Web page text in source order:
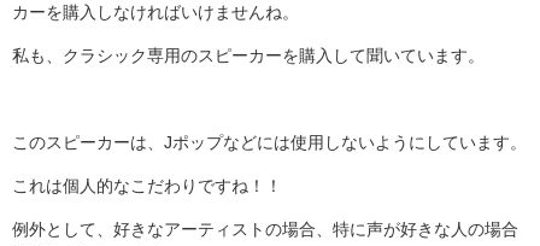
カーを購入しなければいけませんね。
私も、クラシック専用のスピーカーを購入して聞いています。
このスピーカーは、 Jポップなどには使用しないようにしています。
これは個人的なこだわりですね！！
例外として、好きなアーティストの場合、特に声が好きな人の場合